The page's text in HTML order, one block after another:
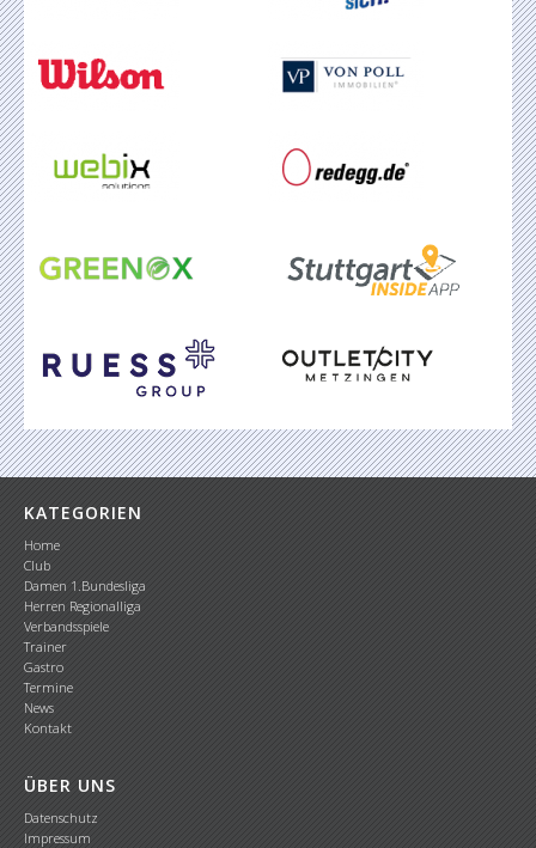
KATEGORIEN
Home
Club
Damen 1.Bundesliga
Herren Regionalliga
Verbandsspiele
Trainer
Gastro
Termine
News
Kontakt
ÜBER UNS
Datenschutz
Impressum